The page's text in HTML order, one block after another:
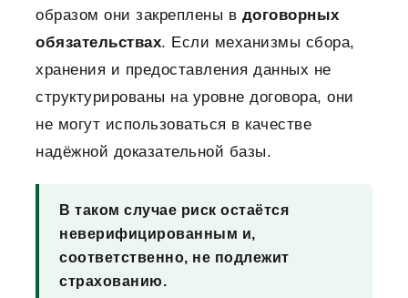
образом они закреплены в договорных
обязательствах. Если механизмы сбора,
хранения и предоставления данных не
структурированы на уровне договора, они
не могут использоваться в качестве
надёжной доказательной базы.
В таком случае риск остаётся
неверифицированным и,
соответственно, не подлежит
страхованию.